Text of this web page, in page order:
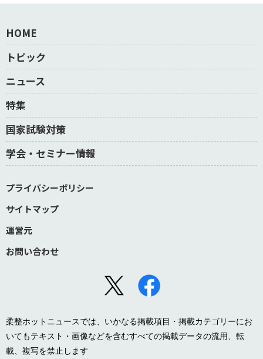
HOME
トピック
ニュース
特集
国家試験対策
学会・セミナー情報
プライバシーポリシー
サイトマップ
運営元
お問い合わせ
柔整ホットニュースでは、いかなる掲載項目・掲載カテゴリーにお
いてもテキスト・画像などを含むすべての掲載データの流用、転
載、複写を禁止します